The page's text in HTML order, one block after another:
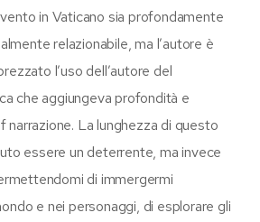
in Vaticano sia profondamente
relazionabile, ma l’autore è
l’uso dell’autore del
che aggiungeva profondità e
La lunghezza di questo
essere un deterrente, ma invece
di immergermi
e nei personaggi, di esplorare gli